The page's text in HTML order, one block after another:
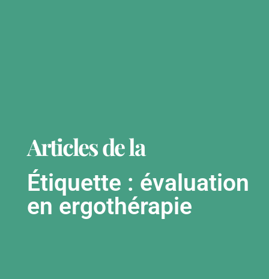
Articles de la
Étiquette : évaluation
en ergothérapie